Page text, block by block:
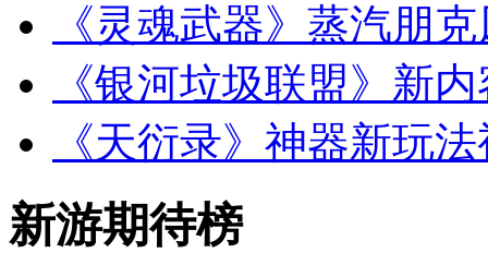
《灵魂武器》蒸汽朋
《银河垃圾联盟》新
《天衍录》神器新玩
新游期待榜